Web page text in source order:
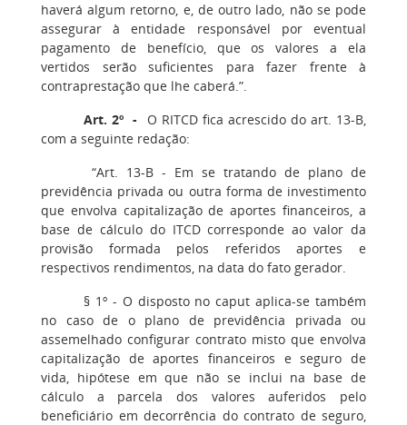
haverá algum retorno, e, de outro lado, não se pode
assegurar à entidade responsável por eventual
pagamento de benefício, que os valores a ela
vertidos serão suficientes para fazer frente à
contraprestação que lhe caberá.”.
Art. 2º - O RITCD fica acrescido do art. 13-B,
com a seguinte redação:
“Art. 13-B - Em se tratando de plano de
previdência privada ou outra forma de investimento
que envolva capitalização de aportes financeiros, a
base de cálculo do ITCD corresponde ao valor da
provisão formada pelos referidos aportes e
respectivos rendimentos, na data do fato gerador.
§ 1º - O disposto no caput aplica-se também
no caso de o plano de previdência privada ou
assemelhado configurar contrato misto que envolva
capitalização de aportes financeiros e seguro de
vida, hipótese em que não se inclui na base de
cálculo a parcela dos valores auferidos pelo
beneficiário em decorrência do contrato de seguro,